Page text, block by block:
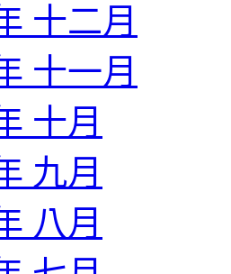
十二月
十一月
十月
九月
八月